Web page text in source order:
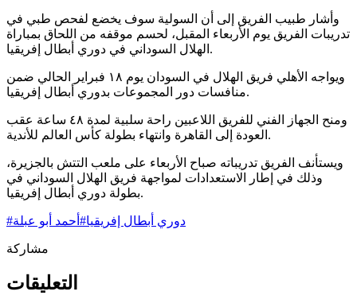
وأشار طبيب الفريق إلى أن السولية سوف يخضع لفحص طبي في
تدريبات الفريق يوم الأربعاء المقبل، لحسم موقفه من اللحاق بمباراة
الهلال السوداني في دوري أبطال إفريقيا.
ويواجه الأهلي فريق الهلال في السودان يوم ١٨ فبراير الحالي ضمن
منافسات دور المجموعات بدوري أبطال إفريقيا.
ومنح الجهاز الفني للفريق اللاعبين راحة سلبية لمدة ٤٨ ساعة عقب
العودة إلى القاهرة وانتهاء بطولة كأس العالم للأندية.
ويستأنف الفريق تدريباته صباح الأربعاء على ملعب التتش بالجزيرة،
وذلك في إطار الاستعدادات لمواجهة فريق الهلال السوداني في
بطولة دوري أبطال إفريقيا.
# دوري أبطال إفريقيا# أحمد أبو عبلة
مشاركة
التعليقات